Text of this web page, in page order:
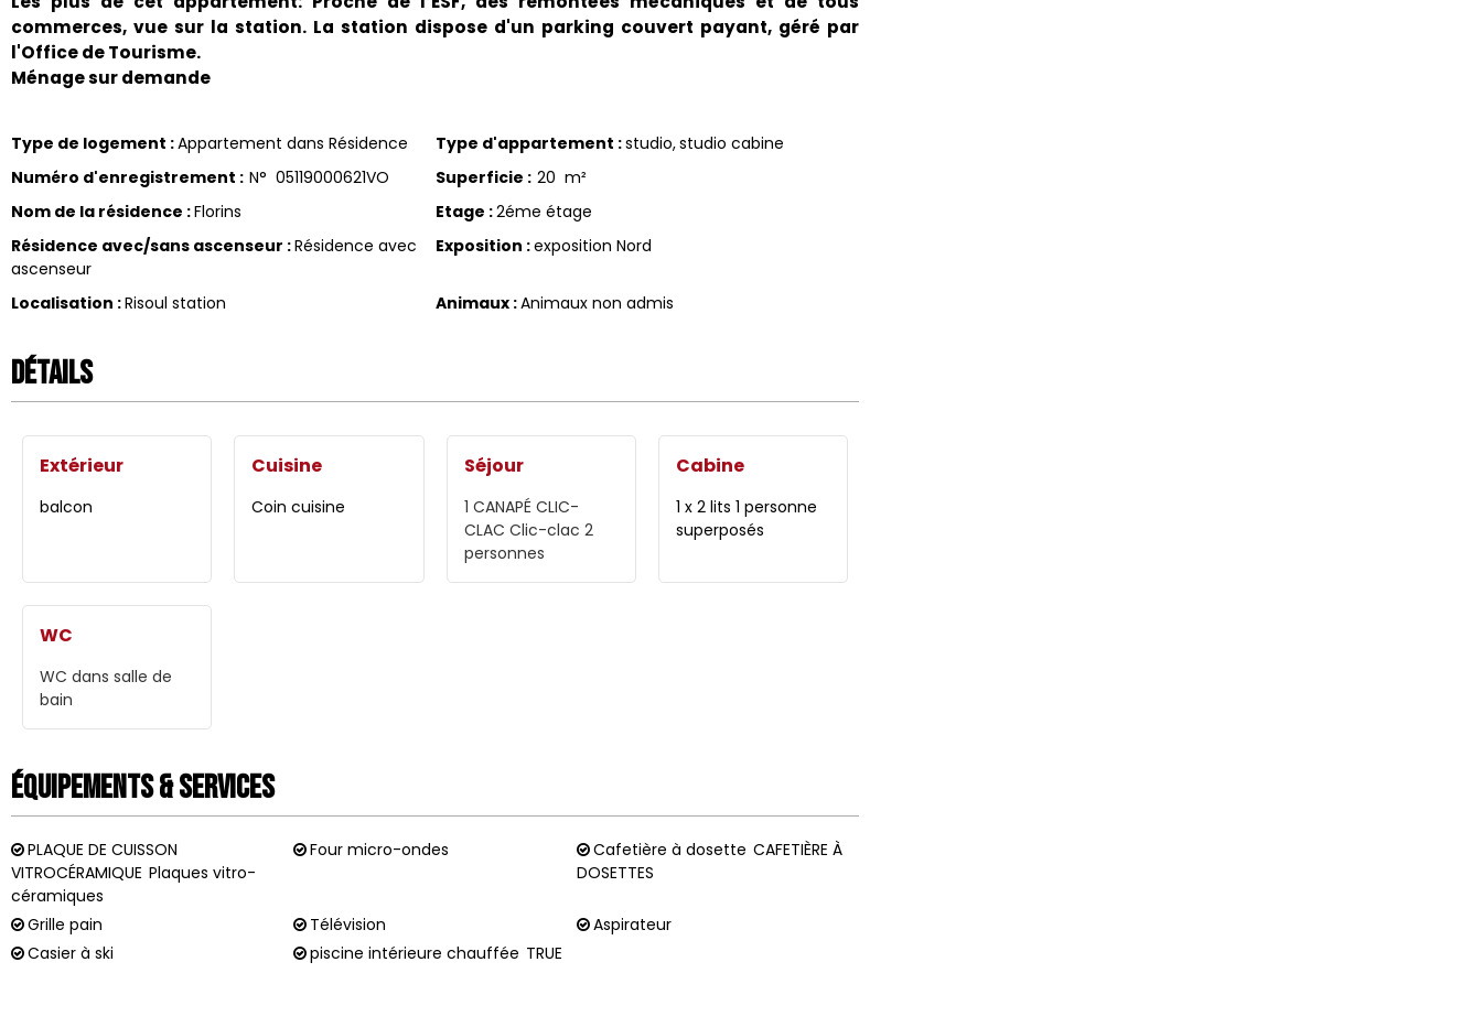
commerces, vue sur la station. La station dispose d'un parking couvert payant, géré par
l'Office de Tourisme.
Ménage sur demande
Type de logement :Appartement dans Résidence Type d'appartement :studio studio cabine
Numéro d'enregistrement : N° 05119000621VO Superficie : 20 m²
Nom de la résidence :Florins Etage :2éme étage
Résidence avec/sans ascenseur :Résidence avec
ascenseur
Exposition :exposition Nord
Localisation :Risoul station Animaux :Animaux non admis
Détails
Extérieur
balcon
Cuisine
Coin cuisine
Séjour
1 CANAPÉ CLIC-
CLAC Clic-clac 2
personnes
Cabine
1 x 2 lits 1 personne
superposés
WC
WC dans salle de
bain
Équipements & Services
PLAQUE DE CUISSON
VITROCÉRAMIQUE Plaques vitro-
céramiques
Four micro-ondes Cafetière à dosette CAFETIÈRE À
DOSETTES
Grille pain Télévision
Aspirateur
Casier à ski
piscine intérieure chauffée TRUE